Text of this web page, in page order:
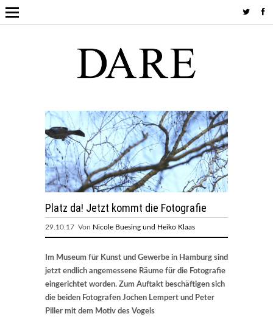
Platz da! Jetzt kommt die Fotografie
29.10.17 Von Nicole Buesing und Heiko Klaas
Im Museum für Kunst und Gewerbe in Hamburg sind
jetzt endlich angemessene Räume für die Fotografie
eingerichtet worden. Zum Auftakt beschäftigen sich
die beiden Fotografen Jochen Lempert und Peter
Piller mit dem Motiv des Vogels